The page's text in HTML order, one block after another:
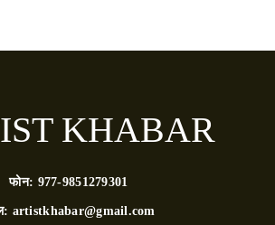
KHABAR
फोन: 977-9851279301
artistkhabar@gmail.com